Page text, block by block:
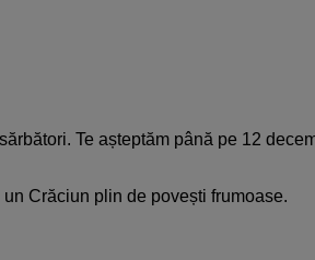
Te așteptăm până pe 12
Crăciun plin de povești frumoase.